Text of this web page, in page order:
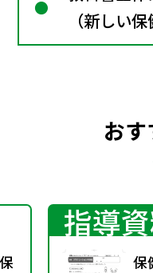
（新しい保
お
指導
保